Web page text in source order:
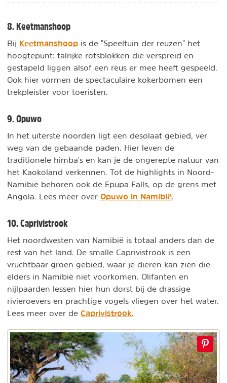
8. Keetmanshoop
Bij Keetmanshoop is de "Speeltuin der reuzen" het
hoogtepunt: talrijke rotsblokken die verspreid en
gestapeld liggen alsof een reus er mee heeft gespeeld.
Ook hier vormen de spectaculaire kokerbomen een
trekpleister voor toeristen.
9. Opuwo
In het uiterste noorden ligt een desolaat gebied, ver
weg van de gebaande paden. Hier leven de
traditionele himba's en kan je de ongerepte natuur van
het Kaokoland verkennen. Tot de highlights in Noord-
Namibië behoren ook de Epupa Falls, op de grens met
Angola. Lees meer over Opuwo in Namibië
10. Caprivistrook
Het noordwesten van Namibië is totaal anders dan de
rest van het land. De smalle Caprivistrook is een
vruchtbaar groen gebied, waar je dieren kan zien die
elders in Namibië niet voorkomen. Olifanten en
nijlpaarden lessen hier hun dorst bij de drassige
rivieroevers en prachtige vogels vliegen over het water.
Lees meer over de Caprivistrook